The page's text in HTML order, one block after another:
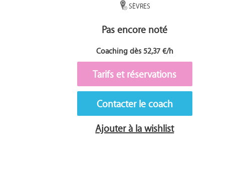
SÈVRES
Pas encore noté
Coaching dès 52,37 €/h
Tarifs et réservations
Contacter le coach
Ajouter à la wishlist